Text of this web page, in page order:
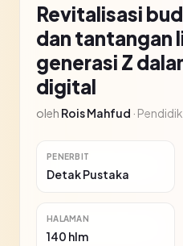
Revitalisasi
dan tantangan
generasi Z
digital
oleh Rois Mahfud ·
PENERBIT
Detak Pustaka
HALAMAN
140 hlm